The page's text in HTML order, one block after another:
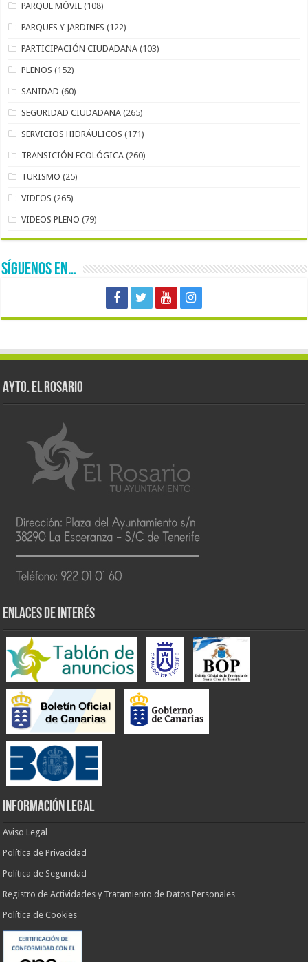
PARQUE MÓVIL (108)
PARQUES Y JARDINES (122)
PARTICIPACIÓN CIUDADANA (103)
PLENOS (152)
SANIDAD (60)
SEGURIDAD CIUDADANA (265)
SERVICIOS HIDRÁULICOS (171)
TRANSICIÓN ECOLÓGICA (260)
TURISMO (25)
VIDEOS (265)
VIDEOS PLENO (79)
SÍGUENOS EN…
AYTO. EL ROSARIO
ENLACES DE INTERÉS
INFORMACIÓN LEGAL
Aviso Legal
Política de Privacidad
Política de Seguridad
Registro de Actividades y Tratamiento de Datos Personales
Política de Cookies